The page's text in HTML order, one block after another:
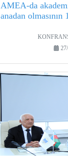
AMEA-da
anadan